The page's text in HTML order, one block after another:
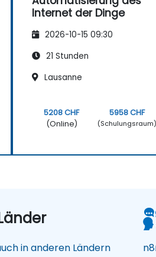
Internet der Dinge
2026-10-15 09:30
21 Stunden
Lausanne
5208 CHF
(Online)
5958 CHF
(Schulungsraum)
in anderen Ländern